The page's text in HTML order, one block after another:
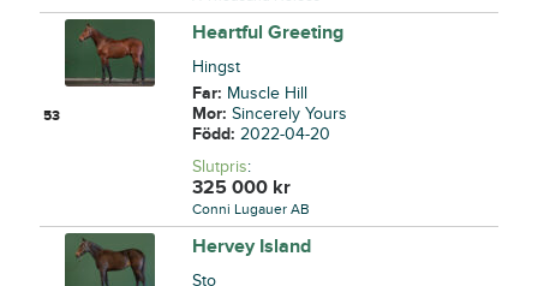
53
Heartful Greeting
Hingst
Far: Muscle Hill
Mor:Sincerely Yours
Född:2022-04-20
Slutpris:
325 000 kr
Conni Lugauer AB
Hervey Island
Sto